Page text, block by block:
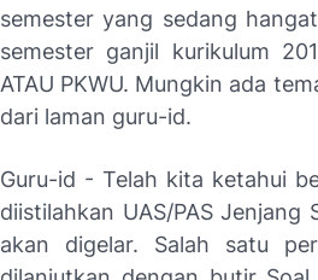
semester yang sedang
semester ganjil kurikulum
ATAU PKWU. Mungkin ada
dari laman guru-id.
Guru-id - Telah kita ketahui
diistilahkan UAS/PAS
akan digelar. Salah satu